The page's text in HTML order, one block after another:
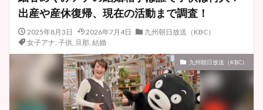
出産や産休復帰、現在の活動まで調査！
2025年8月3日 2026年7月4日
九州朝日放送（KBC）
女子アナ, 子供, 旦那, 結婚
九州朝日放送（KBC）